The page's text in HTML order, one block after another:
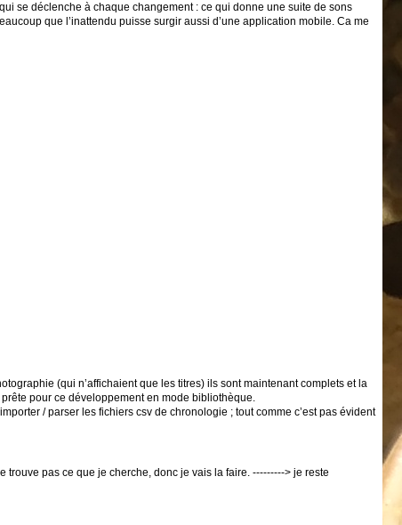
se déclenche à chaque changement : ce qui donne une suite de sons
que l’inattendu puisse surgir aussi d’une application mobile. Ca me
(qui n’affichaient que les titres) ils sont maintenant complets et la
pour ce développement en mode bibliothèque.
/ parser les fichiers csv de chronologie ; tout comme c’est pas évident
pas ce que je cherche, donc je vais la faire. ---------> je reste